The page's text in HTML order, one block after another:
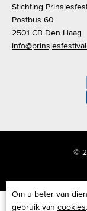
Stichting
Postbus 60
2501 CB Den Haag
©
Om u beter van
gebruik van cookies.